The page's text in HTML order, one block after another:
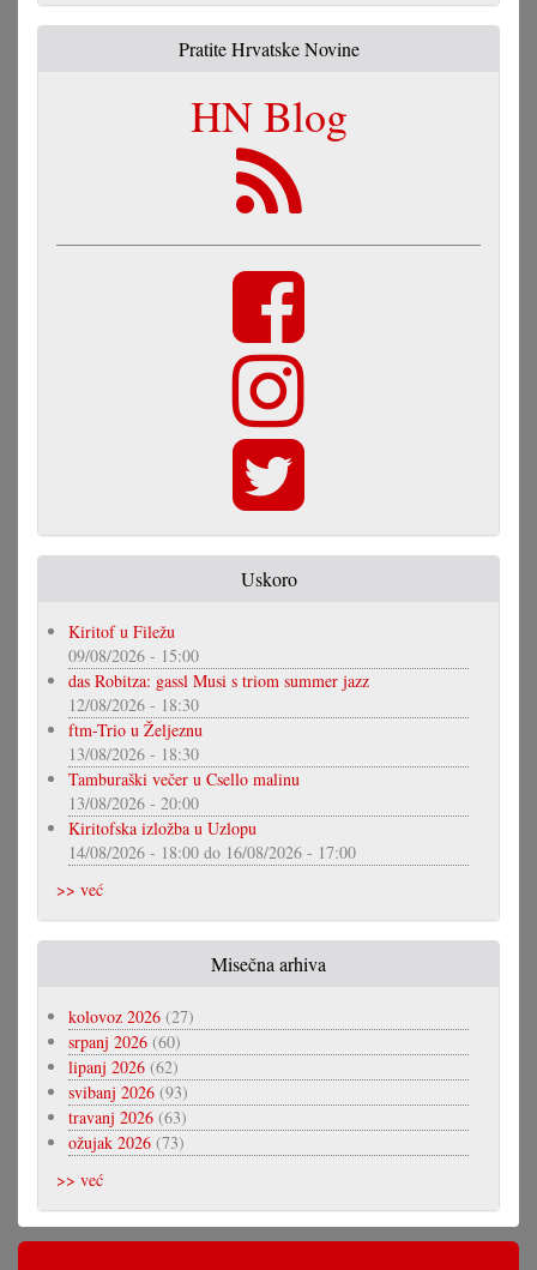
Pratite Hrvatske Novine
HN Blog
Uskoro
Kiritof u Filežu
09/08/2026 - 15:00
das Robitza: gassl Musi s triom summer jazz
12/08/2026 - 18:30
ftm-Trio u Željeznu
13/08/2026 - 18:30
Tamburaški večer u Csello malinu
13/08/2026 - 20:00
Kiritofska izložba u Uzlopu
14/08/2026 - 18:00 do 16/08/2026 - 17:00
>> već
Misečna arhiva
kolovoz 2026 (27)
srpanj 2026 (60)
lipanj 2026 (62)
svibanj 2026 (93)
travanj 2026 (63)
ožujak 2026 (73)
>> već